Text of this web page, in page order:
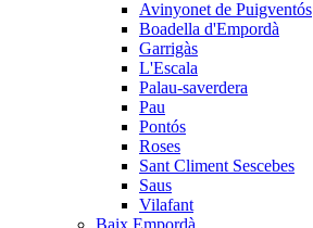
Avinyonet de Puigventós
Boadella d'Empordà
Garrigàs
L'Escala
Palau-saverdera
Pau
Pontós
Roses
Sant Climent Sescebes
Saus
Vilafant
Baix Empordà